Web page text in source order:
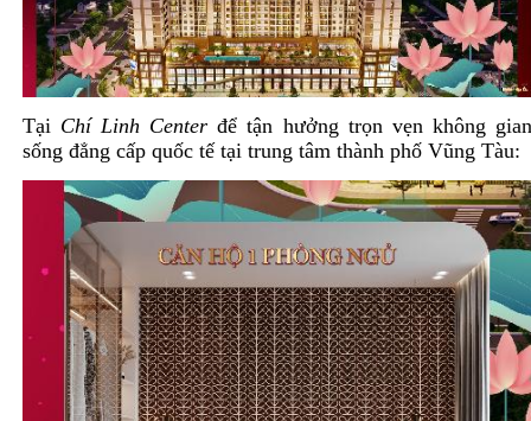
Tại Chí Linh Center để tận hưởng trọn vẹn không
sống đẳng cấp quốc tế tại trung tâm thành phố Vũng Tàu: